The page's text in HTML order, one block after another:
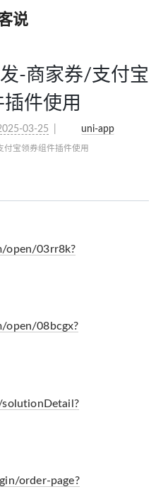
说
-商家券/支付宝
件使用
03-25 uni-app
付宝领券组件插件使用
open/03rr8k?
open/08bcgx?
order-page?